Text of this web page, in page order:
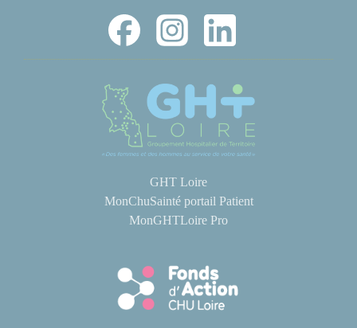
GHT Loire
MonChuSainté portail Patient
MonGHTLoire Pro